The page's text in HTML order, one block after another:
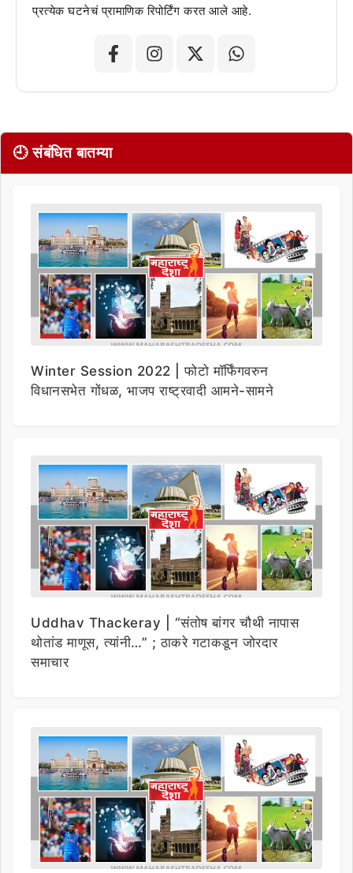
प्रत्येक घटनेचं प्रामाणिक रिपोर्टिंग करत आले आहे.
🕘 संबंधित बातम्या
Winter Session 2022 | फोटो मॉर्फिंगवरुन
विधानसभेत गोंधळ, भाजप राष्ट्रवादी आमने-सामने
Uddhav Thackeray | “संतोष बांगर चौथी नापास
थोतांड माणूस, त्यांनी…” ; ठाकरे गटाकडून जोरदार
समाचार